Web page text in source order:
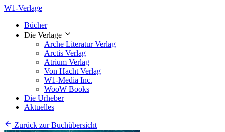
W1-Verlage
Bücher
Die Verlage
Arche Literatur Verlag
Arctis Verlag
Atrium Verlag
Von Hacht Verlag
W1-Media Inc.
WooW Books
Die Urheber
Aktuelles
Zurück zur Buchübersicht